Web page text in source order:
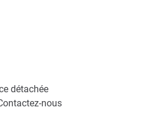
détachée
nous